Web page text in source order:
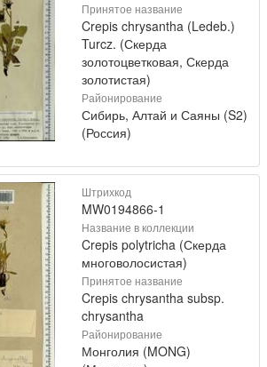
Принятое название
Crepis chrysantha (Ledeb.)
Turcz. (Скерда
золотоцветковая, Скерда
золотистая)
Районирование
Сибирь, Алтай и Саяны (S2)
(Россия)
Штрихкод
MW0194866-1
Название в коллекции
Crepis polytricha (Скерда
многоволосистая)
Принятое название
Crepis chrysantha subsp.
chrysantha
Районирование
Монголия (MONG)